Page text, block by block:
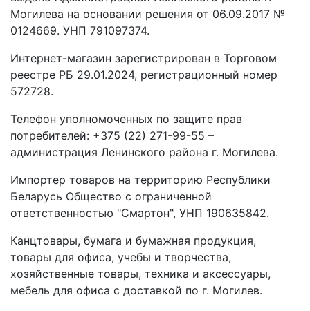
Могилева на основании решения от 06.09.2017 №
0124669. УНП 791097374.
Интернет-магазин зарегистрирован в Торговом
реестре РБ 29.01.2024, регистрационный номер
572728.
Телефон уполномоченных по защите прав
потребителей: +375 (22) 271-99-55 –
администрация Ленинского района г. Могилева.
Импортер товаров на территорию Республики
Беларусь Общество с ограниченной
ответственностью "Смартон", УНП 190635842.
Канцтовары, бумага и бумажная продукция,
товары для офиса, учебы и творчества,
хозяйственные товары, техника и аксессуары,
мебель для офиса с доставкой по г. Могилев.